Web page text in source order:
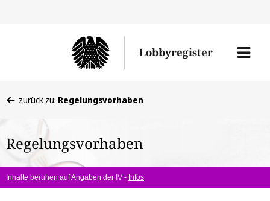
Lobbyregister
Menü
befinden
hier:
zurück zu: Regelungsvorhaben
Regelungsvorhaben
Inhalte beruhen auf Angaben der IV - Infos